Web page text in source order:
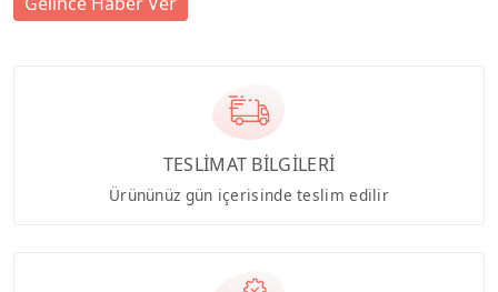
TESLİMAT BİLGİLERİ
Ürününüz gün içerisinde teslim edilir